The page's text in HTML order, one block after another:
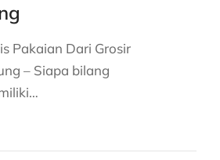
Pakaian Dari Grosir
– Siapa bilang